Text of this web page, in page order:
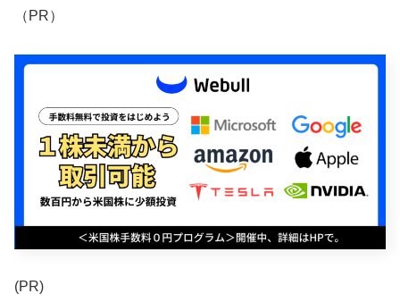
（PR）
(PR)